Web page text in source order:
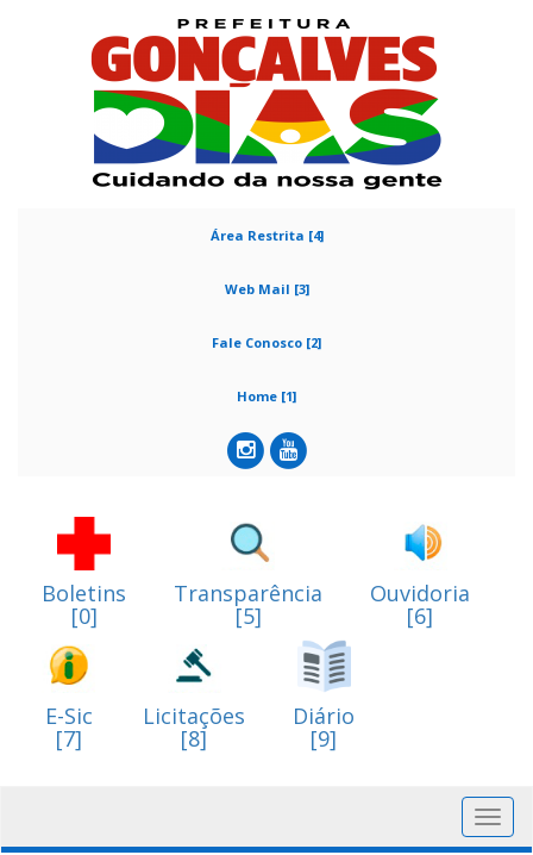
Área Restrita [4]
Web Mail [3]
Fale Conosco [2]
Home [1]
Boletins
[0]
Transparência
[5]
Ouvidoria
[6]
E-Sic
[7]
Licitações
[8]
Diário
[9]